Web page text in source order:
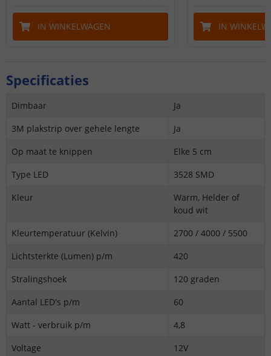
IN WINKELWAGEN IN
Specificaties
Dimbaar
Ja
3M plakstrip over gehele lengte
Ja
Op maat te knippen
Elke 5 cm
Type LED
3528 SMD
Kleur
Warm, Helder of
koud wit
Kleurtemperatuur (Kelvin)
2700 / 4000 / 5500
Lichtsterkte (Lumen) p/m
420
Stralingshoek
120 graden
Aantal LED's p/m
60
Watt - verbruik p/m
4,8
Voltage
12V